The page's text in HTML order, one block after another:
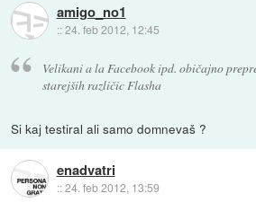
amigo_no1
::24. feb 2012, 12:45
Velikani a la Facebook ipd. običajno
starejših različic Flasha
Si kaj testiral ali samo domnevaš ?
enadvatri
::24. feb 2012, 13:59